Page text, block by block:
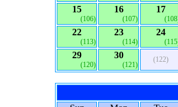
15
(106)
16
(107)
17
22
(113)
23
(114)
24
29
(120)
30
(121)
(122)